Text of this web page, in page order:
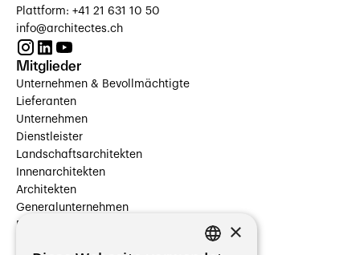
Plattform: +41 21 631 10 50
info@architectes.ch
Mitglieder
Unternehmen & Bevollmächtigte
Lieferanten
Unternehmen
Dienstleister
Landschaftsarchitekten
Innenarchitekten
Architekten
Generalunternehmen
Beauftragte Unternehmen
×